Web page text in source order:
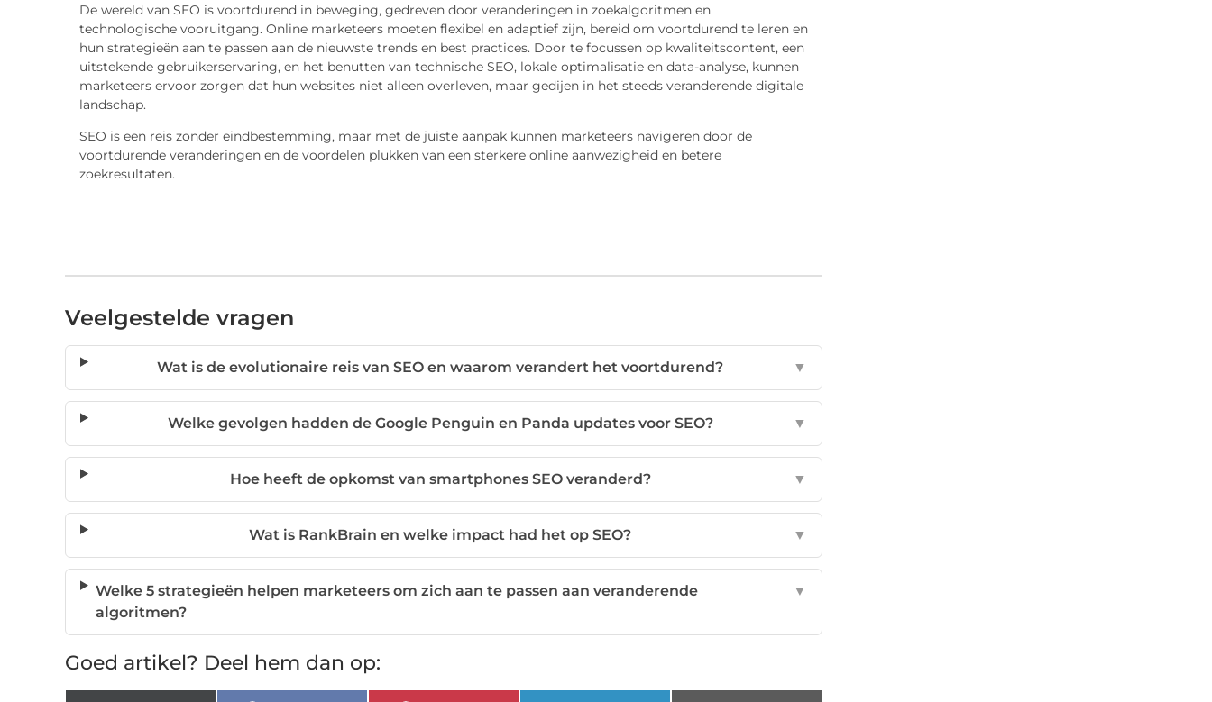
De wereld van SEO is voortdurend in beweging, gedreven door veranderingen in zoekalgoritmen en
technologische vooruitgang. Online marketeers moeten flexibel en adaptief zijn, bereid om voortdurend te leren en
hun strategieën aan te passen aan de nieuwste trends en best practices. Door te focussen op kwaliteitscontent, een
uitstekende gebruikerservaring, en het benutten van technische SEO, lokale optimalisatie en data-analyse, kunnen
marketeers ervoor zorgen dat hun websites niet alleen overleven, maar gedijen in het steeds veranderende digitale
landschap.
SEO is een reis zonder eindbestemming, maar met de juiste aanpak kunnen marketeers navigeren door de
voortdurende veranderingen en de voordelen plukken van een sterkere online aanwezigheid en betere
zoekresultaten.
Veelgestelde vragen
Wat is de evolutionaire reis van SEO en waarom verandert het voortdurend? ▼
Welke gevolgen hadden de Google Penguin en Panda updates voor SEO? ▼
Hoe heeft de opkomst van smartphones SEO veranderd? ▼
Wat is RankBrain en welke impact had het op SEO? ▼
Welke 5 strategieën helpen marketeers om zich aan te passen aan veranderende
algoritmen?
▼
Goed artikel? Deel hem dan op: